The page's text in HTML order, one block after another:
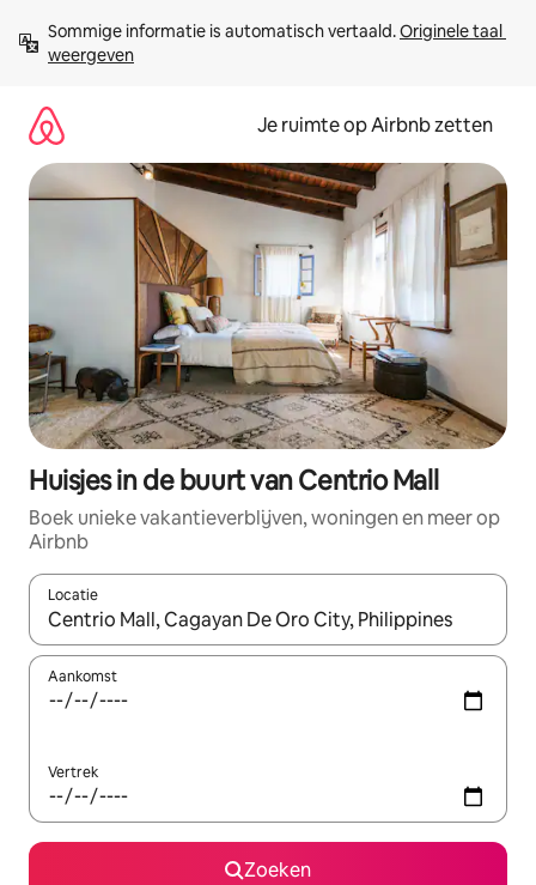
direct
naar
Sommige informatie is automatisch vertaald. Originele taal
weergeven
Je ruimte op Airbnb zetten
Huisjes in de buurt van Centrio Mall
Boek unieke vakantieverblijven, woningen en meer op
Airbnb
Locatie
Wanneer er suggesties beschikbaar zijn, maak je een keuze
Aankomst
Vertrek
Zoeken